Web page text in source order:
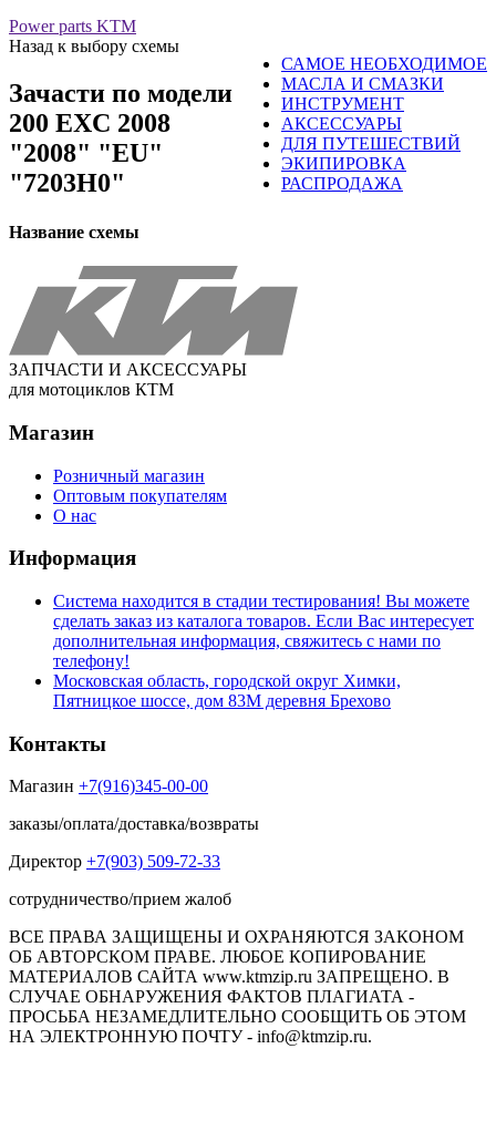
Power parts KTM
САМОЕ НЕОБХОДИМОЕ
МАСЛА И СМАЗКИ
ИНСТРУМЕНТ
АКСЕССУАРЫ
ДЛЯ ПУТЕШЕСТВИЙ
ЭКИПИРОВКА
РАСПРОДАЖА
Назад к выбору схемы
Зачасти по модели
200 EXC 2008
"2008" "EU"
"7203H0"
Название схемы
ЗАПЧАСТИ И АКСЕССУАРЫ
для мотоциклов КТМ
Магазин
Розничный магазин
Оптовым покупателям
О нас
Информация
Система находится в стадии тестирования! Вы можете
сделать заказ из каталога товаров. Если Вас интересует
дополнительная информация, свяжитесь с нами по
телефону!
Московская область, городской округ Химки,
Пятницкое шоссе, дом 83М деревня Брехово
Контакты
Магазин +7(916)345-00-00
заказы/оплата/доставка/возвраты
Директор +7(903) 509-72-33
сотрудничество/прием жалоб
ВСЕ ПРАВА ЗАЩИЩЕНЫ И ОХРАНЯЮТСЯ ЗАКОНОМ
ОБ АВТОРСКОМ ПРАВЕ. ЛЮБОЕ КОПИРОВАНИЕ
МАТЕРИАЛОВ САЙТА www.ktmzip.ru ЗАПРЕЩЕНО. В
СЛУЧАЕ ОБНАРУЖЕНИЯ ФАКТОВ ПЛАГИАТА -
ПРОСЬБА НЕЗАМЕДЛИТЕЛЬНО СООБЩИТЬ ОБ ЭТОМ
НА ЭЛЕКТРОННУЮ ПОЧТУ - info@ktmzip.ru.